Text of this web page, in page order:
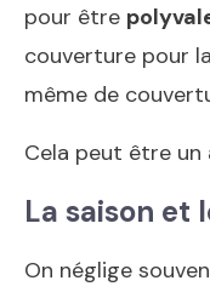
pour être
couverture pour
même de
Cela peut être un
La saison et
On néglige